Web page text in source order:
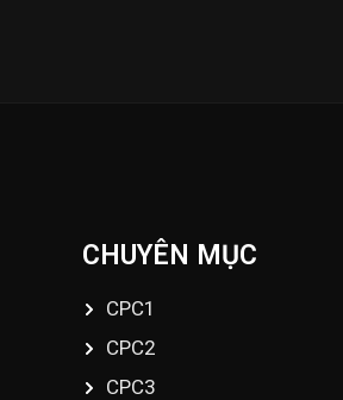
CHUYÊN MỤC
CPC1
CPC2
CPC3